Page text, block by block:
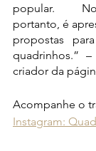
popular.
portanto, é
propostas
quadrinhos.” –
criador da
Acompanhe o
Instagram: